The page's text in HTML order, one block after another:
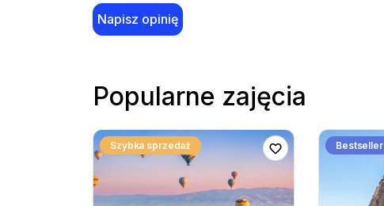
Napisz opinię
Popularne zajęcia
Szybka sprzedaż Bestseller